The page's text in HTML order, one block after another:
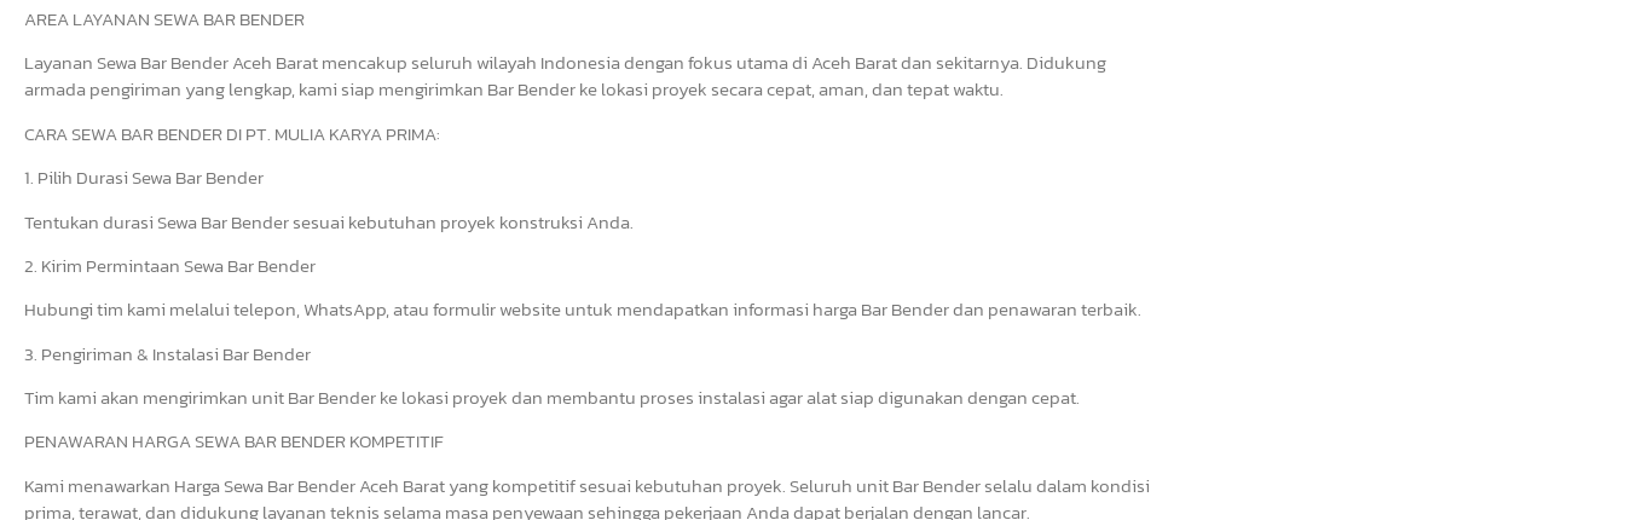
AREA LAYANAN SEWA BAR BENDER
Layanan Sewa Bar Bender Aceh Barat mencakup seluruh wilayah Indonesia dengan fokus utama di Aceh Barat dan sekitarnya. Didukung
armada pengiriman yang lengkap, kami siap mengirimkan Bar Bender ke lokasi proyek secara cepat, aman, dan tepat waktu.
CARA SEWA BAR BENDER DI PT. MULIA KARYA PRIMA:
1. Pilih Durasi Sewa Bar Bender
Tentukan durasi Sewa Bar Bender sesuai kebutuhan proyek konstruksi Anda.
2. Kirim Permintaan Sewa Bar Bender
Hubungi tim kami melalui telepon, WhatsApp, atau formulir website untuk mendapatkan informasi harga Bar Bender dan penawaran terbaik.
3. Pengiriman & Instalasi Bar Bender
Tim kami akan mengirimkan unit Bar Bender ke lokasi proyek dan membantu proses instalasi agar alat siap digunakan dengan cepat.
PENAWARAN HARGA SEWA BAR BENDER KOMPETITIF
Kami menawarkan Harga Sewa Bar Bender Aceh Barat yang kompetitif sesuai kebutuhan proyek. Seluruh unit Bar Bender selalu dalam kondisi
prima, terawat, dan didukung layanan teknis selama masa penyewaan sehingga pekerjaan Anda dapat berjalan dengan lancar.